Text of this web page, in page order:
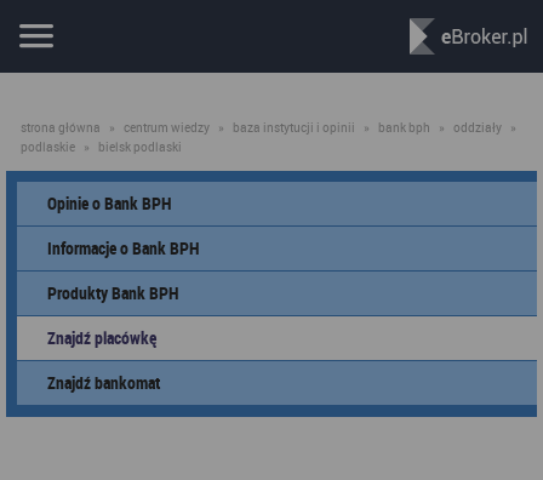
strona główna » centrum wiedzy » baza instytucji i opinii » bank bph » oddziały »
podlaskie » bielsk podlaski
Opinie o Bank BPH
Informacje o Bank BPH
Produkty Bank BPH
Znajdź placówkę
Znajdź bankomat